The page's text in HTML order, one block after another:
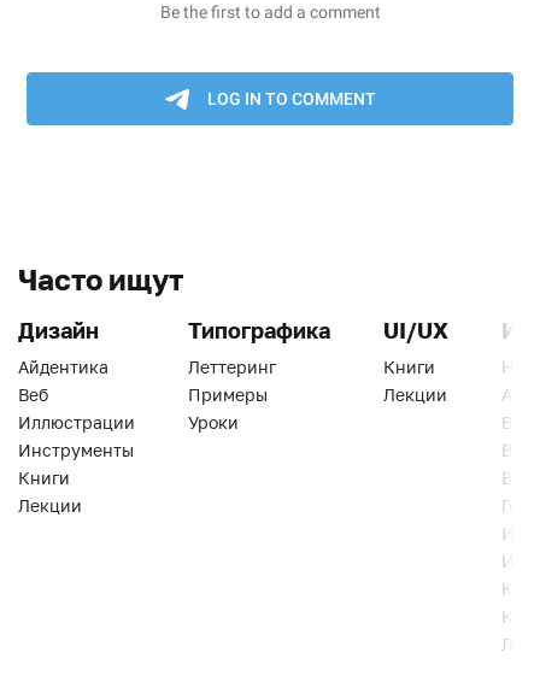
Часто ищут
Дизайн
Айдентика
Веб
Иллюстрации
Инструменты
Книги
Лекции
Типографика
Леттеринг
Примеры
Уроки
UI/UX
Книги
Лекции
Веб